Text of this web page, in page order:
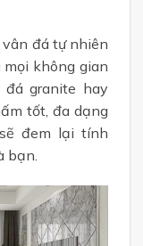
vân đá tự nhiên
không gian
granite hay
tốt, đa dạng
đem lại tính
bạn.